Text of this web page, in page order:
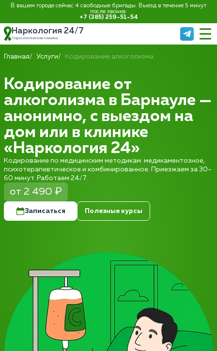
В вашем городе сейчас 4 свободные бригады. Выезд в течение 5 минут
после звонка:
+7 (385) 259-51-54
Наркология 24/7
Наркологическая клиника
Главная Услуги Кодирование алкоголизма
Кодирование от
алкоголизма в Барнауле —
анонимно, с выездом на
дом или в клинике
«Наркология 24»
Кодирование по медицинским методикам: медикаментозное,
психотерапевтическое и комбинированное. Приезжаем за 30–
60 минут. Работаем 24/7.
от 2 490 ₽
Записаться Полезные курсы